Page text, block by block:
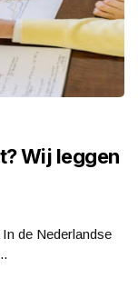
Wij leggen
de Nederlandse